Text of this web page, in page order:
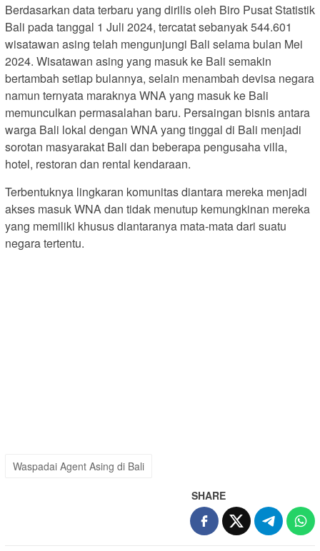
Berdasarkan data terbaru yang dirilis oleh Biro Pusat Statistik
Bali pada tanggal 1 Juli 2024, tercatat sebanyak 544.601
wisatawan asing telah mengunjungi Bali selama bulan Mei
2024. Wisatawan asing yang masuk ke Bali semakin
bertambah setiap bulannya, selain menambah devisa negara
namun ternyata maraknya WNA yang masuk ke Bali
memunculkan permasalahan baru. Persaingan bisnis antara
warga Bali lokal dengan WNA yang tinggal di Bali menjadi
sorotan masyarakat Bali dan beberapa pengusaha villa,
hotel, restoran dan rental kendaraan.
Terbentuknya lingkaran komunitas diantara mereka menjadi
akses masuk WNA dan tidak menutup kemungkinan mereka
yang memiliki khusus diantaranya mata-mata dari suatu
negara tertentu.
Waspadai Agent Asing di Bali
SHARE